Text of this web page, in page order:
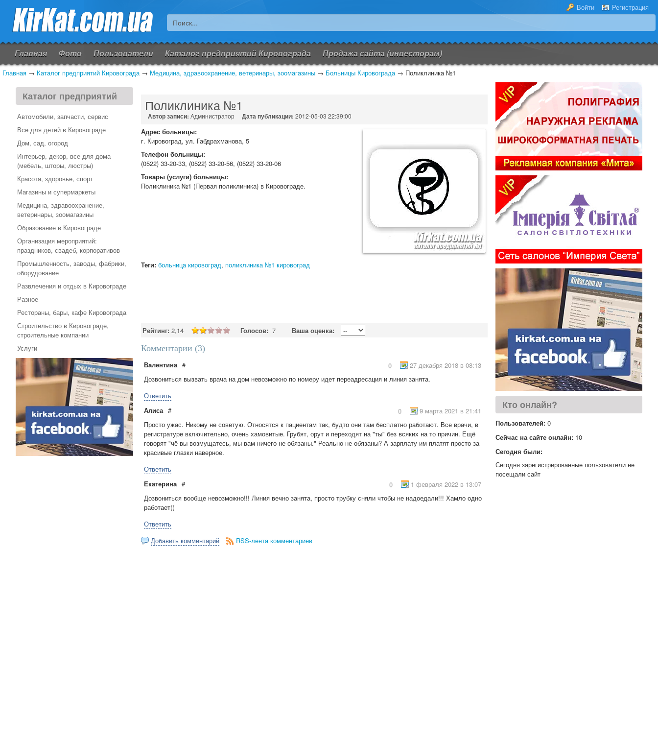
Войти Регистрация
Главная Фото Пользователи Каталог предприятий Кировограда Продажа сайта (инвесторам)
Главная → Каталог предприятий Кировограда→ Медицина, здравоохранение, ветеринары, зоомагазины → Больницы Кировограда→ Поликлиника №1
Каталог предприятий
Автомобили, запчасти, сервис
Все для детей в Кировограде
Дом, сад, огород
Интерьер, декор, все для дома
(мебель, шторы, люстры)
Красота, здоровье, спорт
Магазины и супермаркеты
Медицина, здравоохранение,
ветеринары, зоомагазины
Образование в Кировограде
Организация мероприятий:
праздников, свадеб, корпоративов
Промышленность, заводы, фабрики,
оборудование
Развлечения и отдых в Кировограде
Разное
Рестораны, бары, кафе Кировограда
Строительство в Кировограде,
строительные компании
Услуги
Поликлиника №1
Автор записи: Администратор Дата публикации: 2012-05-03 22:39:00
Адрес больницы:
г. Кировоград, ул. Габдрахманова, 5
Телефон больницы:
(0522) 33-20-33, (0522) 33-20-56, (0522) 33-20-06
Товары (услуги) больницы:
Поликлиника №1 (Первая поликлиника) в Кировограде.
Теги: больница кировоград, поликлиника №1 кировоград
Рейтинг: 2,14 Голосов: 7 Ваша оценка:
Комментарии (3)
Валентина # 27 декабря 2018 в 08:13
0
Дозвониться вызвать врача на дом невозможно по номеру идет переадресация и линия занята.
Ответить
Алиса # 9 марта 2021 в 21:41
0
Просто ужас. Никому не советую. Относятся к пациентам так, будто они там бесплатно работают. Все врачи, в
регистратуре включительно, очень хамовитые. Грубят, орут и переходят на "ты" без всяких на то причин. Ещё
говорят "чё вы возмущатесь, мы вам ничего не обязаны." Реально не обязаны? А зарплату им платят просто за
красивые глазки наверное.
Ответить
Екатерина # 1 февраля 2022 в 13:07
0
Дозвониться вообще невозможно!!! Линия вечно занята, просто трубку сняли чтобы не надоедали!!! Хамло одно
работает((
Ответить
Добавить комментарий
RSS-лента комментариев
Кто онлайн?
Пользователей: 0
Сейчас на сайте онлайн: 10
Сегодня были:
Сегодня зарегистрированные пользователи не
посещали сайт